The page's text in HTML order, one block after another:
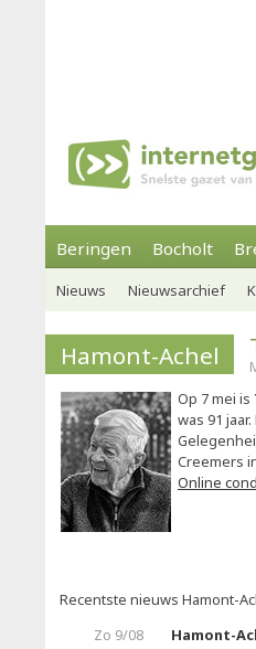
Beringen Bocholt
Nieuws Nieuwsarchief
Hamont-Achel
Op 7 mei is
was 91
Creemers
Online
Recentste nieuws Hamont-
Zo 9/08
Hamont-